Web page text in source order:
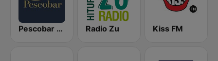
Pescobar Radio Radio Zu Kiss FM